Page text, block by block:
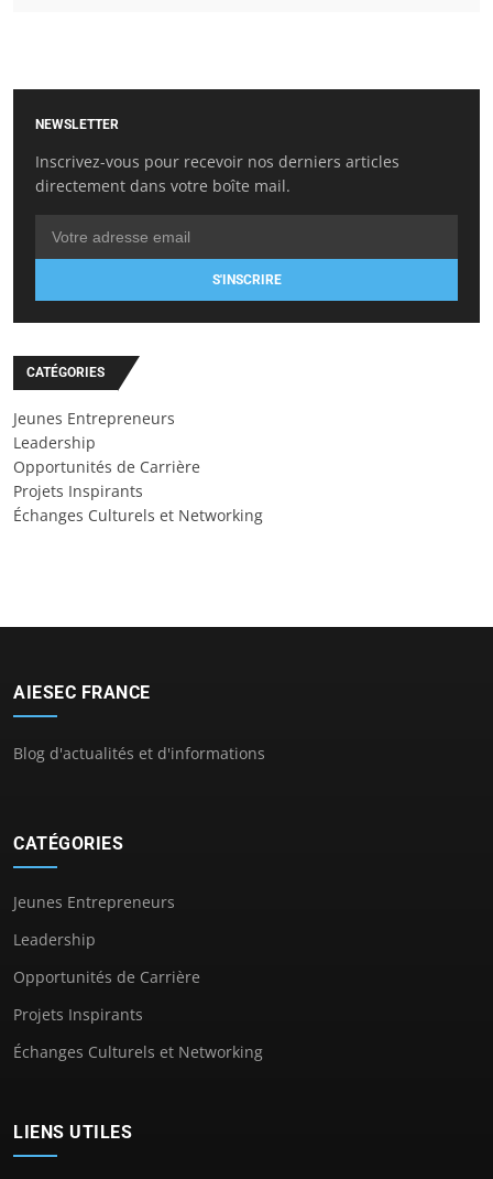
NEWSLETTER
Inscrivez-vous pour recevoir nos derniers articles
directement dans votre boîte mail.
S'INSCRIRE
CATÉGORIES
Jeunes Entrepreneurs
Leadership
Opportunités de Carrière
Projets Inspirants
Échanges Culturels et Networking
AIESEC FRANCE
Blog d'actualités et d'informations
CATÉGORIES
Jeunes Entrepreneurs
Leadership
Opportunités de Carrière
Projets Inspirants
Échanges Culturels et Networking
LIENS UTILES